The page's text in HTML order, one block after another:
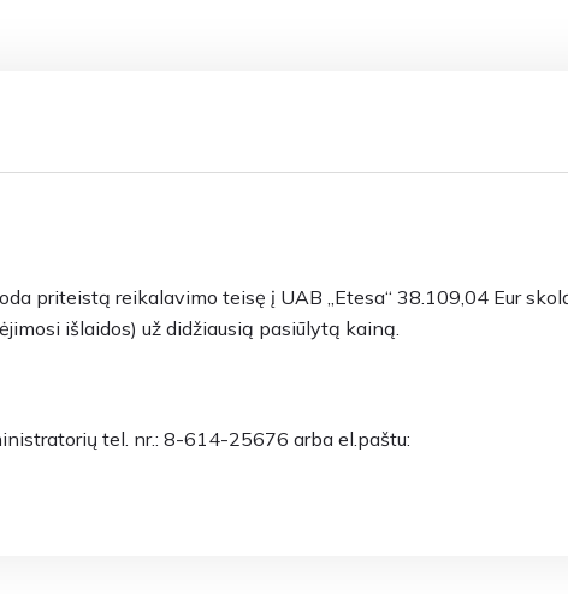
priteistą reikalavimo teisę į UAB „Etesa“ 38.109,04 Eur
išlaidos) už didžiausią pasiūlytą kainą.
tel. nr.: 8-614-25676 arba el.paštu: